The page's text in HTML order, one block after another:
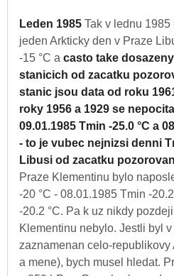
Leden 1985 Tak v lednu
jeden Arkticky den v Praze
-15 °C a casto take
stanicich od zacatku
stanic jsou data od roku
roky 1956 a 1929 se
09.01.1985 Tmin -25.0 °C a
- to je vubec nejnizsi denni
Libusi od zacatku
Praze Klementinu bylo
-20 °C - 08.01.1985 Tmin -
-20.2 °C. Pa k uz nikdy
Klementinu nebylo. Jestli byl
zaznamenan celo-republikovy
a mene), bych musel hledat.